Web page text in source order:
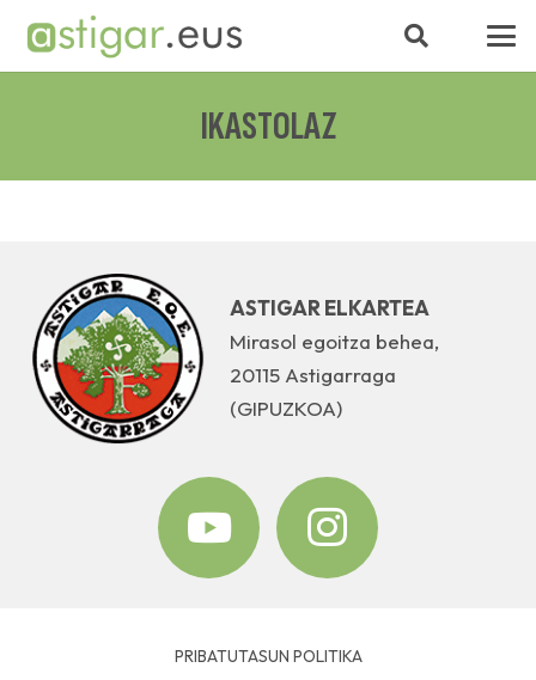
IKASTOLAZ
ASTIGAR ELKARTEA
Mirasol egoitza behea,
20115 Astigarraga
(GIPUZKOA)
PRIBATUTASUN POLITIKA